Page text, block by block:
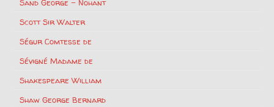
Sand George – Nohant
Scott Sir Walter
Ségur Comtesse de
Sévigné Madame de
Shakespeare William
Shaw George Bernard